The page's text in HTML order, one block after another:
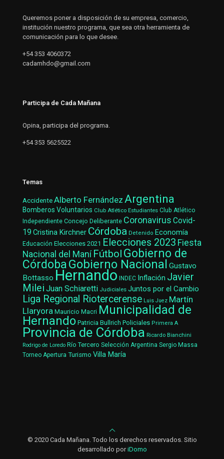
Queremos poner a disposición de su empresa, comercio,
institución nuestro programa, que sea otra herramienta de
comunicación para lo que desee.
+54 353 4060372
cadamhdo@gmail.com
Participa de Cada Mañana
Opina, participa del programa.
+54 353 5625522
Temas
AccidenteAlberto Fernández Argentina
Bomberos Voluntarios Club Atlético Estudiantes Club Atlético
Independiente Concejo Deliberante Coronavirus Covid-
19 Cristina Kirchner Córdoba Detenido Economía
Educación Elecciones 2021 Elecciones 2023 Fiesta
Nacional del Maní Fútbol Gobierno de
CórdobaGobierno Nacional Gustavo
Bottasso Hernando INDEC Inflación Javier
Milei Juan Schiaretti Judiciales Juntos por el Cambio
Liga Regional Riotercerense Luis Juez Martín
Llaryora Mauricio Macri Municipalidad de
Hernando Patricia Bullrich Policiales Primera A
Provincia de Córdoba Ricardo Bianchini
Rodrigo de Loredo Río Tercero Selección Argentina Sergio Massa
Torneo Apertura Turismo Villa María
© 2020 Cada Mañana. Todo los derechos reservados. Sitio
desarrollado poriDomo